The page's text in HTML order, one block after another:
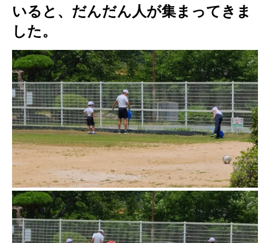
いると、だんだん人が集まってきま
した。